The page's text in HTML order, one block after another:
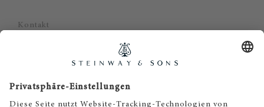
Kontakt
Impressum